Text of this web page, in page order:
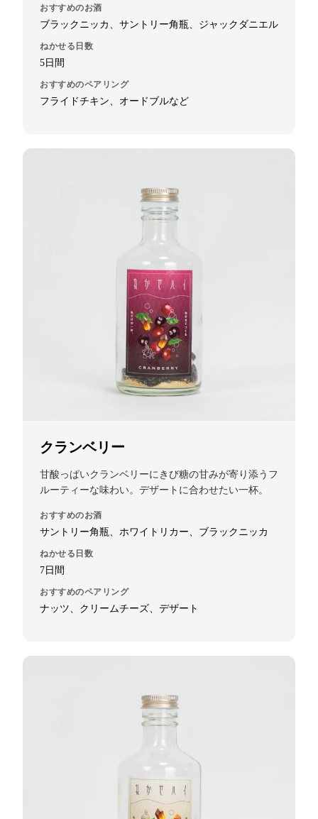
おすすめのお酒
ブラックニッカ、サントリー角瓶、ジャックダニエル
ねかせる日数
5日間
おすすめのペアリング
フライドチキン、オードブルなど
クランベリー
甘酸っぱいクランベリーにきび糖の甘みが寄り添うフ
ルーティーな味わい。デザートに合わせたい一杯。
おすすめのお酒
サントリー角瓶、ホワイトリカー、ブラックニッカ
ねかせる日数
7日間
おすすめのペアリング
ナッツ、クリームチーズ、デザート